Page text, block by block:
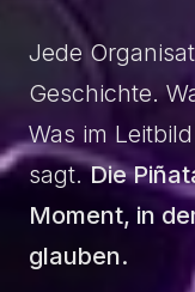
Jede
Geschichte.
Was im
sagt.Die
Moment, in
glauben.